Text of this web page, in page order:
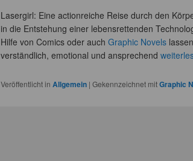
Lasergirl: Eine actionreiche Reise durch den
in die Entstehung einer lebensrettenden
Hilfe von Comics oder auchGraphic Novels
verständlich, emotional und ansprechend
Veröffentlicht in Allgemein |Gekennzeichnet mitGraphic